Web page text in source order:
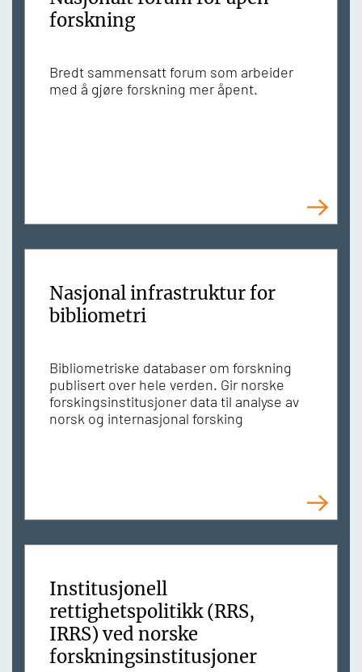
forskning
Bredt sammensatt forum som arbeider
med å gjøre forskning mer åpent.
Nasjonal infrastruktur for
bibliometri
Bibliometriske databaser om forskning
publisert over hele verden. Gir norske
forskingsinstitusjoner data til analyse av
norsk og internasjonal forsking
Institusjonell
rettighetspolitikk (RRS,
IRRS) ved norske
forskningsinstitusjoner